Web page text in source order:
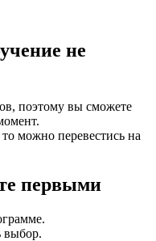
не
поэтому вы сможете
можно перевестись на
первыми
выбор.